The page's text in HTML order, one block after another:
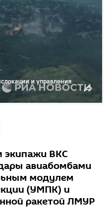
и управления
экипажи ВКС
авиабомбами
модулем
(УМПК) и
ракетой ЛМУР